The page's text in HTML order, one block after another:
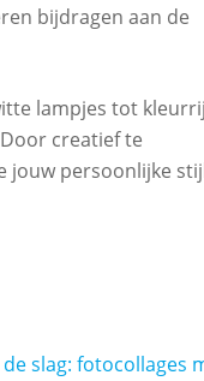
bijdragen aan de
lampjes tot
creatief te
jouw persoonlijke
slag: fotocollages